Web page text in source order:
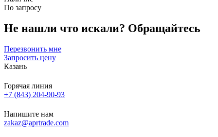
По запросу
Не нашли что искали? Обращайтесь
Перезвонить мне
Запросить цену
Казань
Горячая линия
+7 (843) 204-90-93
Напишите нам
zakaz@aprtrade.com